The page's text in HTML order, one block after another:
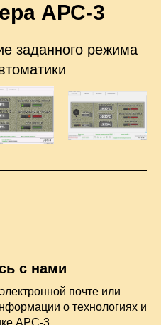
АРС-3
заданного режима
с нами
почте или
о технологиях и
АРС-3.